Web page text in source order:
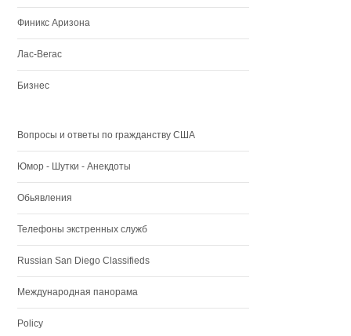
Финикс Аризона
Лас-Вегас
Бизнес
Вопросы и ответы по гражданству США
Юмор - Шутки - Анекдоты
Обьявления
Телефоны экстренных служб
Russian San Diego Classifieds
Международная панорама
Policy